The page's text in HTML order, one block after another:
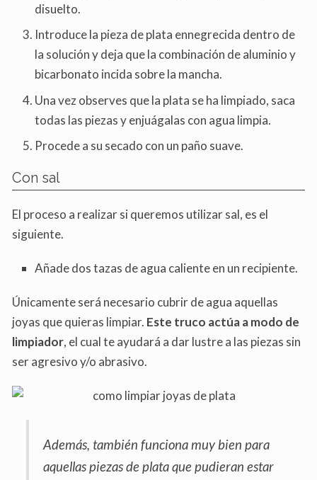
disuelto.
Introduce la pieza de plata ennegrecida dentro de
la solución y deja que la combinación de aluminio y
bicarbonato incida sobre la mancha.
Una vez observes que la plata se ha limpiado, saca
todas las piezas y enjuágalas con agua limpia.
Procede a su secado con un paño suave.
Con sal
El proceso a realizar si queremos utilizar sal, es el
siguiente.
Añade dos tazas de agua caliente en un recipiente.
Únicamente será necesario cubrir de agua aquellas
joyas que quieras limpiar. Este truco actúa a modo de
limpiador, el cual te ayudará a dar lustre a las piezas sin
ser agresivo y/o abrasivo.
Además, también funciona muy bien para
aquellas piezas de plata que pudieran estar